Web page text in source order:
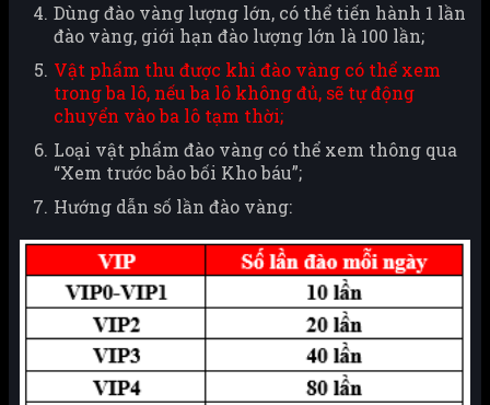
Dùng đào vàng lượng lớn, có thể tiến hành 1 lần
đào vàng, giới hạn đào lượng lớn là 100 lần;
Vật phẩm thu được khi đào vàng có thể xem
trong ba lô, nếu ba lô không đủ, sẽ tự động
chuyển vào ba lô tạm thời;
Loại vật phẩm đào vàng có thể xem thông qua
“Xem trước bảo bối Kho báu”;
Hướng dẫn số lần đào vàng: